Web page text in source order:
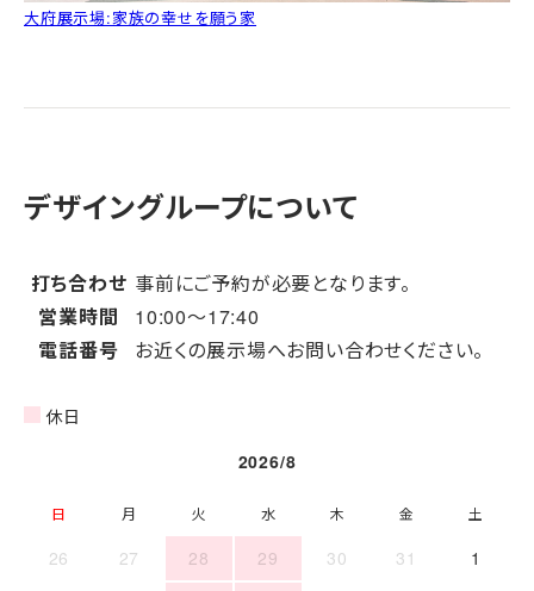
大府展示場:家族の幸せを願う家
デザイングループについて
打ち合わせ 事前にご予約が必要となります。
営業時間
10:00〜17:40
電話番号
お近くの展示場へお問い合わせください。
休日
2026/8
日 月 火 水 木 金 土
26 27 28 29 30 31
1